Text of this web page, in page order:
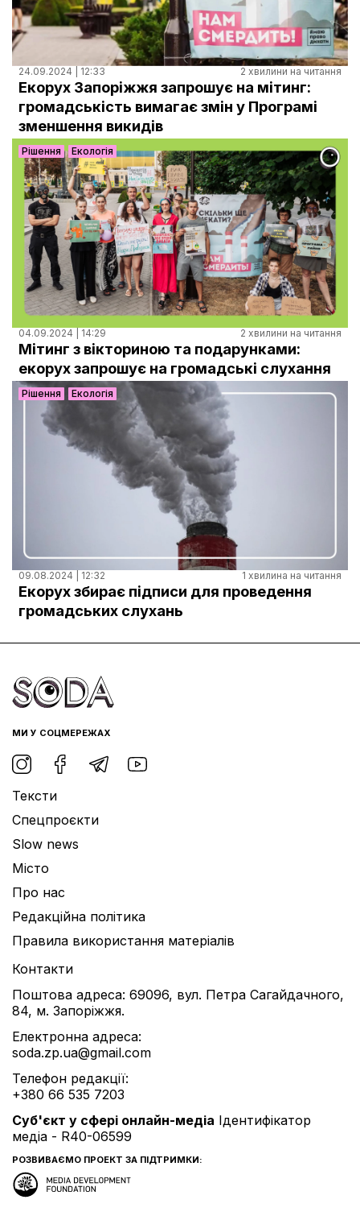
24.09.2024 | 12:33 2 хвилини на читання
Екорух Запоріжжя запрошує на мітинг:
громадськість вимагає змін у Програмі
зменшення викидів
Рішення Екологія
04.09.2024 | 14:29 2 хвилини на читання
Мітинг з вікториною та подарунками:
екорух запрошує на громадські слухання
Рішення Екологія
09.08.2024 | 12:32 1 хвилина на читання
Екорух збирає підписи для проведення
громадських слухань
МИ У СОЦМЕРЕЖАХ
Тексти
Спецпроєкти
Slow news
Місто
Про нас
Редакційна політика
Правила використання матеріалів
Контакти
Поштова адреса: 69096, вул. Петра Сагайдачного,
84, м. Запоріжжя.
Електронна адреса:
soda.zp.ua@gmail.com
Телефон редакції:
+380 66 535 7203
Cуб'єкт у сфері онлайн-медіа Ідентифікатор
медіа - R40-06599
РОЗВИВАЄМО ПРОЕКТ ЗА ПІДТРИМКИ: